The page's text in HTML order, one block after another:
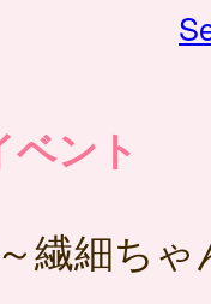
ベント
繊細ち